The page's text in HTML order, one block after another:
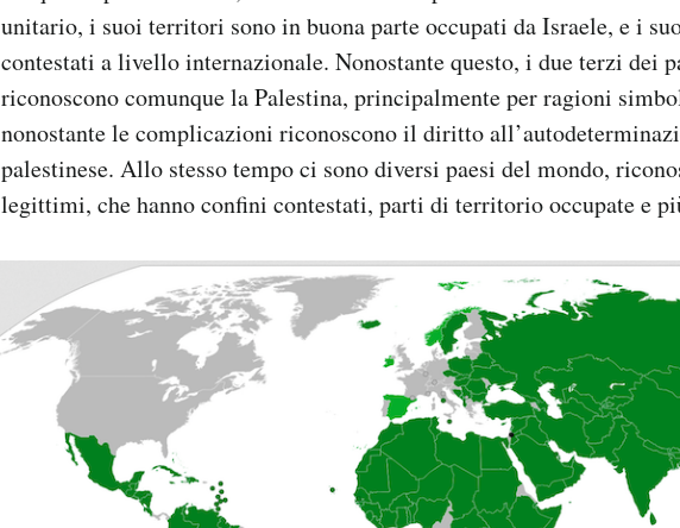
unitario, i suoi territori sono in buona parte occupati da Israele, e i
contestati a livello internazionale. Nonostante questo, i due terzi dei
riconoscono comunque la Palestina, principalmente per ragioni
nonostante le complicazioni riconoscono il diritto
palestinese. Allo stesso tempo ci sono diversi paesi del mondo,
legittimi, che hanno confini contestati, parti di territorio occupate e